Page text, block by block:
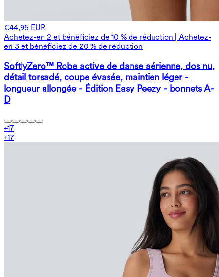
€44,95 EUR
Achetez-en 2 et bénéficiez de 10 % de réduction | Achetez-
en 3 et bénéficiez de 20 % de réduction
SoftlyZero™ Robe active de danse aérienne, dos nu,
détail torsadé, coupe évasée, maintien léger -
longueur allongée - Édition Easy Peezy - bonnets A-
D
+17
+17